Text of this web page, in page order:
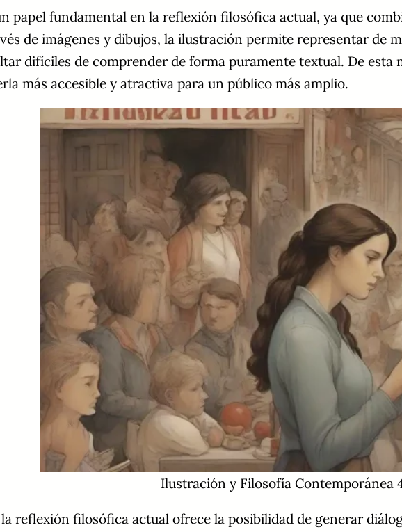
papel fundamental en la reflexión filosófica actual, ya que
de imágenes y dibujos, la ilustración permite representar de
difíciles de comprender de forma puramente textual. De
más accesible y atractiva para un público más amplio.
Ilustración y Filosofía Contemporánea
reflexión filosófica actual ofrece la posibilidad de generar